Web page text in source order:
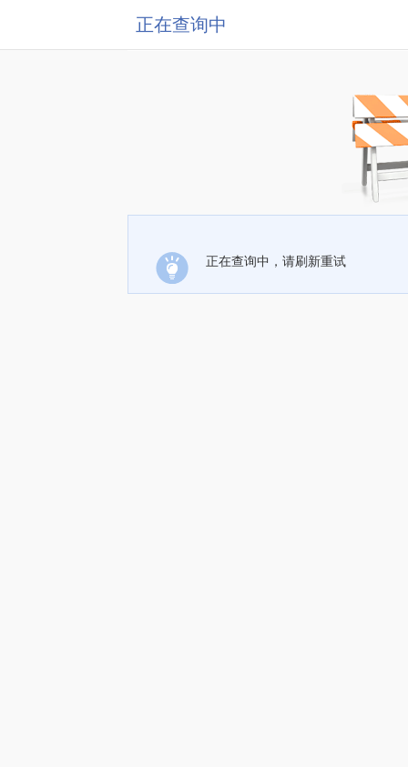
正在查询中
正在查询中，请刷新重试